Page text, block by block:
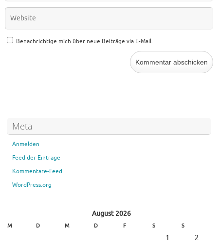
Benachrichtige mich über neue Beiträge via E-Mail.
Meta
Anmelden
Feed der Einträge
Kommentare-Feed
WordPress.org
August 2026
M D M D F S S
1 2